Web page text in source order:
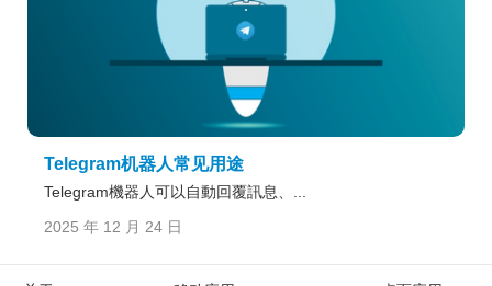
Telegram机器人常见用途
Telegram機器人可以自動回覆訊息、...
2025 年 12 月 24 日